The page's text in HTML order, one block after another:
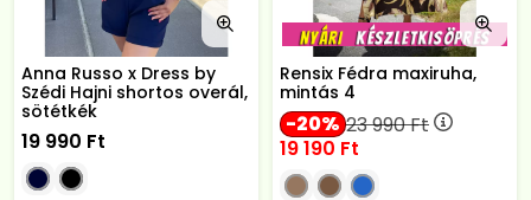
Anna Russo x Dress by
Szédi Hajni shortos overál,
sötétkék
19 990 Ft
Rensix Fédra maxiruha,
mintás 4
20 23 990Ft
19 190 Ft